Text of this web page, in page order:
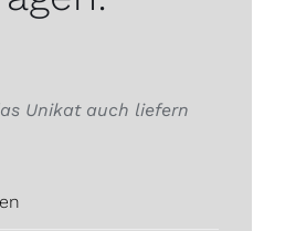
Unikat auch liefern